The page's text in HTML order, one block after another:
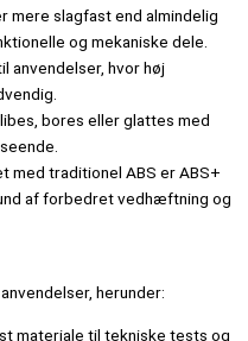
mere slagfast end almindelig
og mekaniske dele.
anvendelser, hvor høj
bores eller glattes med
med traditionel ABS er ABS+
af forbedret vedhæftning og
herunder:
materiale til tekniske tests og